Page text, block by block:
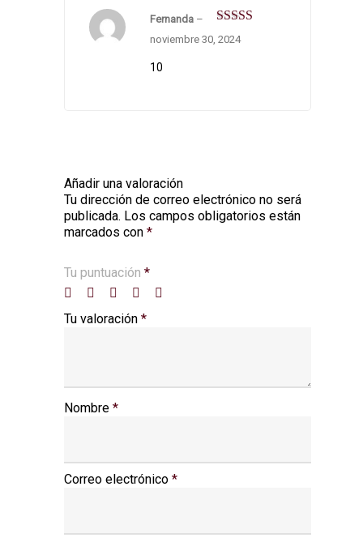
Valorado en
5de 5
Fernanda –
noviembre 30, 2024
10
Añadir una valoración
Tu dirección de correo electrónico no será
publicada. Los campos obligatorios están
marcados con *
Tu puntuación *
Tu valoración *
Nombre *
Correo electrónico *